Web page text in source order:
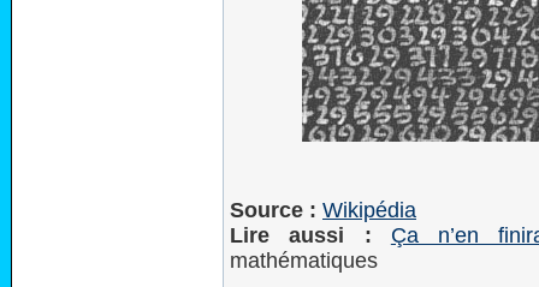
Source : Wikipédia
Lire aussi :
Ça n’en
mathématiques